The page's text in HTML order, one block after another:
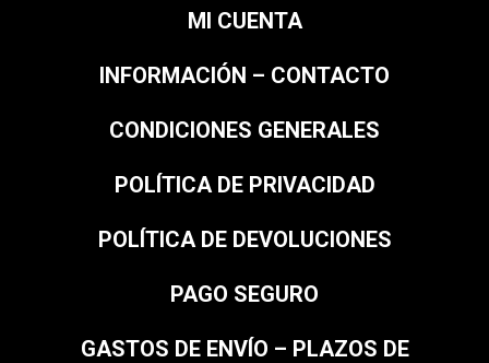
MI CUENTA
INFORMACIÓN – CONTACTO
CONDICIONES GENERALES
POLÍTICA DE PRIVACIDAD
POLÍTICA DE DEVOLUCIONES
PAGO SEGURO
GASTOS DE ENVÍO – PLAZOS DE